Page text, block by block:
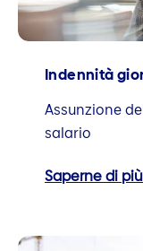
Indennità
Assunzione
salario
Saperne di più